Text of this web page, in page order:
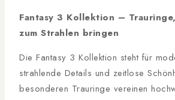
Fantasy 3 Kollektion –
zum Strahlen bringen
Die Fantasy 3 Kollektion steht für
strahlende Details und zeitlose
besonderen Trauringe vereinen